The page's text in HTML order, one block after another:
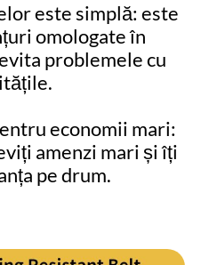
este simplă: este
omologate în
problemele cu
economii mari:
amenzi mari și îți
pe drum.